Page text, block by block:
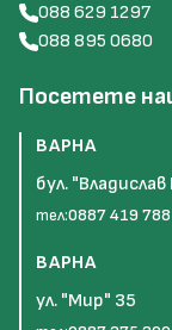
088 629 1297
088 895 0680
Посетете
ВАРНА
бул.
тел:0887 419 788
ВАРНА
ул. "Мир" 35